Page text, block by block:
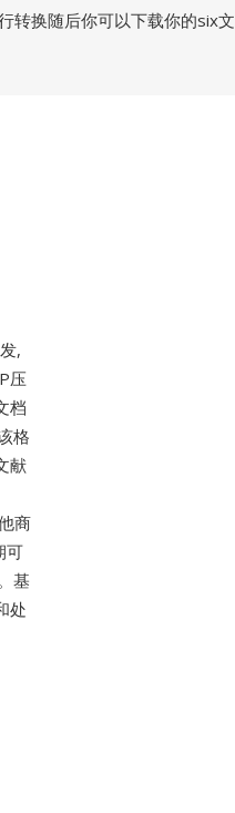
转换随后你可以下载你的six文
,
压
档
格
献
商
可
基
处